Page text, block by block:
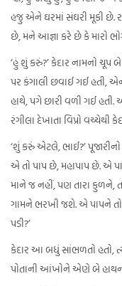
હજુ એને ઘરમાં સંઘરી મૂકી છે.
છે, મને આજ્ઞા કરે છે કે મારો
‘હું શું કરું?’ કેદાર નામનો ચૂપ
પર કંગાલી છવાઈ ગઈ હતી,
હાથે, પગે છારી વળી ગઈ
રંગીલા દેખાતા વિપ્રો વચ્ચેથી
‘શું કરું એટલે, ભાઈ?’
એ તો પાપ છે, મહાપાપ છે. એ
માને જ નહીં, પણ તારા કુળને,
ગામને ભરખી જશે. એ પાપને
પડી?’
કેદાર આ બધું સાંભળતો હતો,
પોતાની આંખોને એણે બે